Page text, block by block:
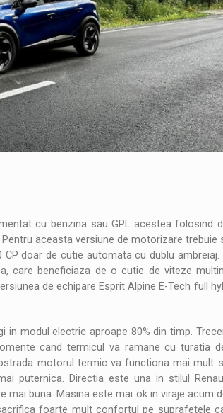
cu benzina sau GPL acestea folosind
aceasta versiune de motorizare
doar de cutie automata cu dublu
care beneficiaza de o cutie de viteze
de echipare Esprit Alpine E-Tech full
in modul electric aproape 80% din timp.
cand termicul va ramane cu turatia
motorul termic va functiona mai mult
puternica. Directia este una in stilul
buna. Masina este mai ok in viraje acum
foarte mult confortul pe suprafetele